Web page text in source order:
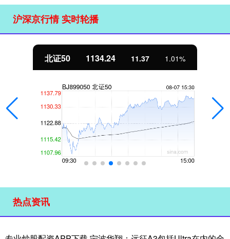
沪深京行情 实时轮播
北证50 1134.24 11.37 1.01%
热点资讯